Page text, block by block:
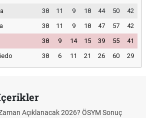
38 11 9 18 44 50
42
38 11 9 18 47 57
42
38 9 14 15 39 55
41
38 6 11 21 26 60 29
Açıklanacak 2026? ÖSYM Sonuç